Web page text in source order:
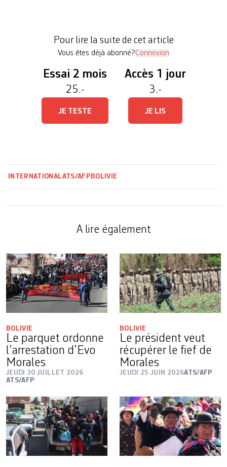
une forte réduction des dépenses […]
Pour lire la suite de cet article
Vous êtes déjà abonné?Connexion
Essai 2 mois
25.-
JE TESTE
Accès 1 jour
3.-
JE LIS
INTERNATIONALATS/AFP BOLIVIE
A lire également
BOLIVIE
Le parquet ordonne
l’arrestation d’Evo
Morales
JEUDI 30 JUILLET 2026
ATS/AFP
BOLIVIE
Le président veut
récupérer le fief de
Morales
JEUDI 25 JUIN 2026ATS/AFP